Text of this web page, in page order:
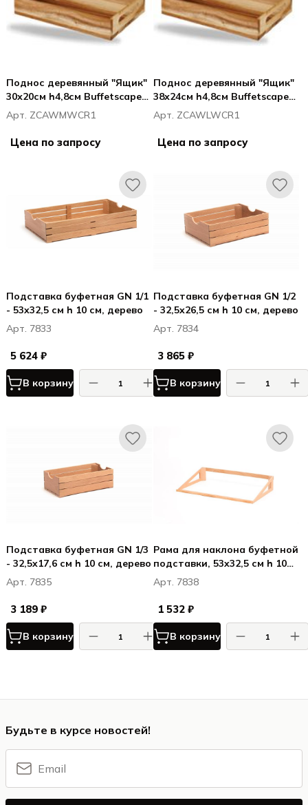
Поднос деревянный "Ящик"
30х20см h4,8см Buffetscape
Wood
Арт. ZCAWMWCR1
Цена по запросу
Поднос деревянный "Ящик"
38х24см h4,8см Buffetscape
Wood
Арт. ZCAWLWCR1
Цена по запросу
Подставка буфетная GN 1/1
- 53x32,5 см h 10 см, дерево
Арт. 7833
5 624 ₽
В корзину
Подставка буфетная GN 1/2
- 32,5x26,5 см h 10 см, дерево
Арт. 7834
3 865 ₽
В корзину
Подставка буфетная GN 1/3
- 32,5x17,6 см h 10 см, дерево
Арт. 7835
3 189 ₽
В корзину
Рама для наклона буфетной
подставки, 53x32,5 см h 10
см, дерево
Арт. 7838
1 532 ₽
В корзину
Будьте в курсе новостей!